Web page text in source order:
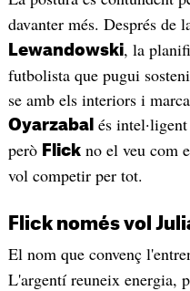
davanter més. Després de
Lewandowski, la
futbolista que pugui
se amb els interiors i
Oyarzabal és
però Flickno el veu com
vol competir per tot.
Flick només vol
El nom que convenç
L'argentí reuneix energia,